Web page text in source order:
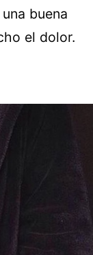
buena
el dolor.